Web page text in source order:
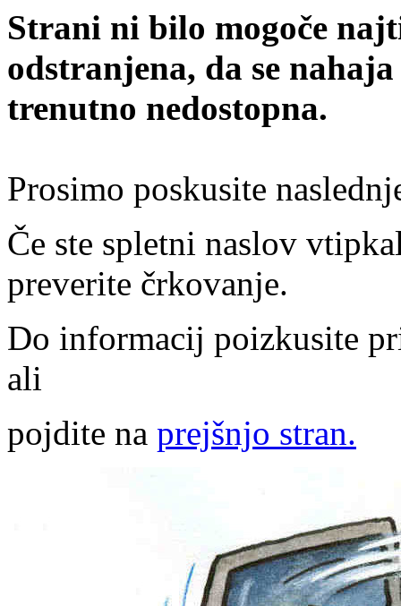
Strani ni bilo mogoče
odstranjena, da se
trenutno nedostopna.
Prosimo poskusite
Če ste spletni naslov
preverite črkovanje.
Do informacij poizkusite
ali
pojdite na prejšnjo stran.